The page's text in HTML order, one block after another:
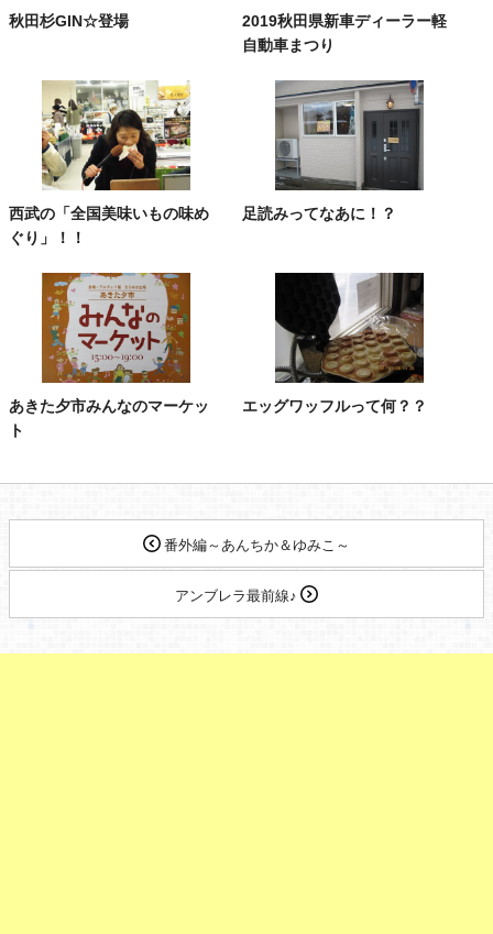
秋田杉GIN☆登場
2019秋田県新車ディーラー軽
自動車まつり
西武の「全国美味いもの味め
ぐり」！！
足読みってなあに！？
あきた夕市みんなのマーケッ
ト
エッグワッフルって何？？
番外編～あんちか＆ゆみこ～
アンブレラ最前線♪